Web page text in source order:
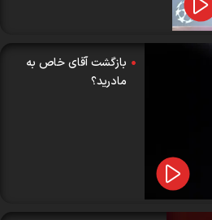
بازگشت آقای خاص به
مادرید؟